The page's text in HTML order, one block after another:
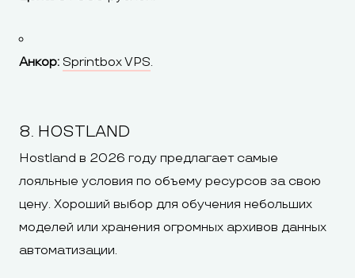
Анкор: Sprintbox VPS.
8. HOSTLAND
Hostland в 2026 году предлагает самые
лояльные условия по объему ресурсов за свою
цену. Хороший выбор для обучения небольших
моделей или хранения огромных архивов данных
автоматизации.